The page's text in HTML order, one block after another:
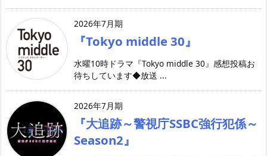
2026年7月期
『Tokyo middle 30』
水曜10時ドラマ『Tokyo middle 30』感想投稿お
待ちしています◆放送 ...
2026年7月期
『大追跡～警視庁SSBC強行犯係～
Season2』